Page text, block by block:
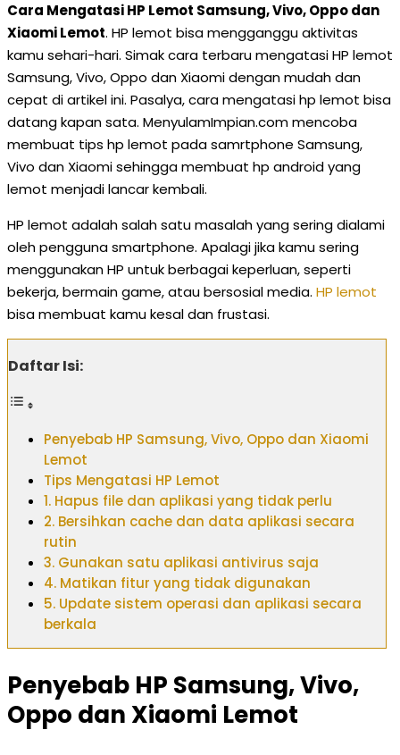
Cara Mengatasi HP Lemot Samsung, Vivo, Oppo dan
Xiaomi Lemot. HP lemot bisa mengganggu aktivitas
kamu sehari-hari. Simak cara terbaru mengatasi HP lemot
Samsung, Vivo, Oppo dan Xiaomi dengan mudah dan
cepat di artikel ini. Pasalya, cara mengatasi hp lemot bisa
datang kapan sata. MenyulamImpian.com mencoba
membuat tips hp lemot pada samrtphone Samsung,
Vivo dan Xiaomi sehingga membuat hp android yang
lemot menjadi lancar kembali.
HP lemot adalah salah satu masalah yang sering dialami
oleh pengguna smartphone. Apalagi jika kamu sering
menggunakan HP untuk berbagai keperluan, seperti
bekerja, bermain game, atau bersosial media. HP lemot
bisa membuat kamu kesal dan frustasi.
Daftar Isi:
Penyebab HP Samsung, Vivo, Oppo dan Xiaomi
Lemot
Tips Mengatasi HP Lemot
1. Hapus file dan aplikasi yang tidak perlu
2. Bersihkan cache dan data aplikasi secara
rutin
3. Gunakan satu aplikasi antivirus saja
4. Matikan fitur yang tidak digunakan
5. Update sistem operasi dan aplikasi secara
berkala
Penyebab HP Samsung, Vivo,
Oppo dan Xiaomi Lemot